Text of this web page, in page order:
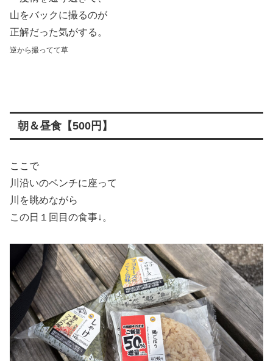
山をバックに撮るのが
正解だった気がする。
逆から撮ってて草
朝＆昼食【500円】
ここで
川沿いのベンチに座って
川を眺めながら
この日１回目の食事↓。